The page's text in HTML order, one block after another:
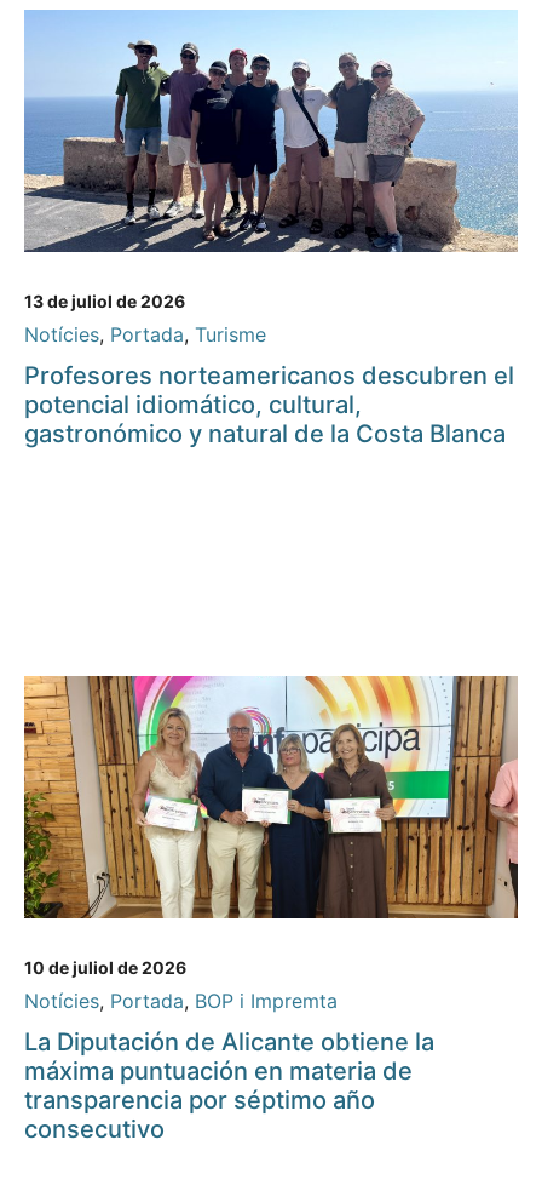
13 de juliol de 2026
Notícies, Portada, Turisme
Profesores norteamericanos descubren el
potencial idiomático, cultural,
gastronómico y natural de la Costa Blanca
10 de juliol de 2026
Notícies, Portada, BOP i Impremta
La Diputación de Alicante obtiene la
máxima puntuación en materia de
transparencia por séptimo año
consecutivo